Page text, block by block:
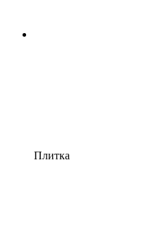
Плитка